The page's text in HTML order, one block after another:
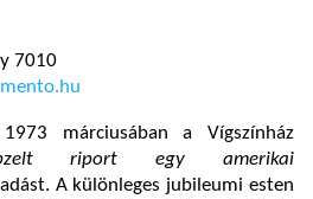
7010
márciusában a Vígszínház
riport egy amerikai
A különleges jubileumi esten